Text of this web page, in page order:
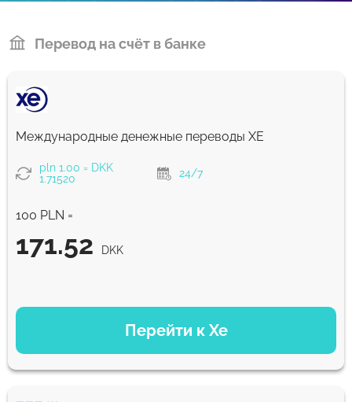
Перевод на счёт в банке
Международные денежные переводы ХЕ
pln 1.00 = DKK
1.71520
24/7
100 PLN =
171.52 DKK
Перейти к Xe
ВАРИАНТЫ ОПЛАТЫ
171.52 DKK NaN д